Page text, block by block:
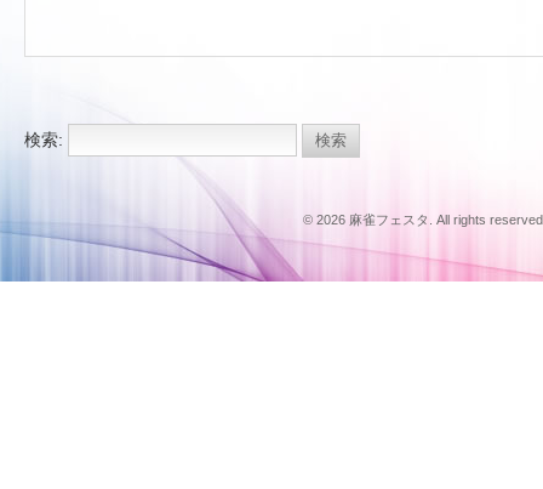
検索:
© 2026 麻雀フェスタ. All rights